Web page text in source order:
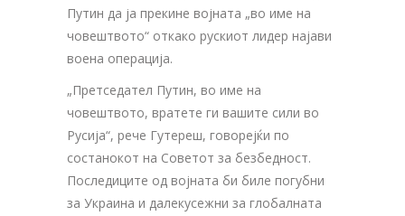
Путин да ја прекине војната „во име на
човештвото“ откако рускиот лидер најави
воена операција.
„Претседател Путин, во име на
човештвото, вратете ги вашите сили во
Русија“, рече Гутереш, говорејќи по
состанокот на Советот за безбедност.
Последиците од војната би биле погубни
за Украина и далекусежни за глобалната